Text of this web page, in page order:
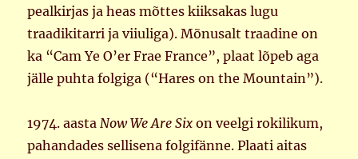
pealkirjas ja heas mõttes kiiksakas lugu
traadikitarri ja viiuliga). Mõnusalt traadine on
ka “Cam Ye O’er Frae France”, plaat lõpeb aga
jälle puhta folgiga (“Hares on the Mountain”).
1974. aastaNow We Are Six on veelgi rokilikum,
pahandades sellisena folgifänne. Plaati aitas